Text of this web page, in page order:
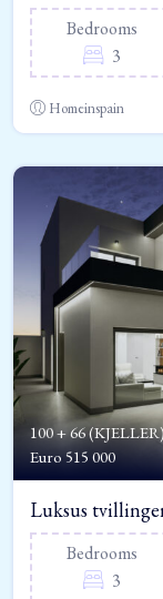
Bedrooms
3
Homeinspain
100 + 66
Euro515 000
Luksus
Bedrooms
3